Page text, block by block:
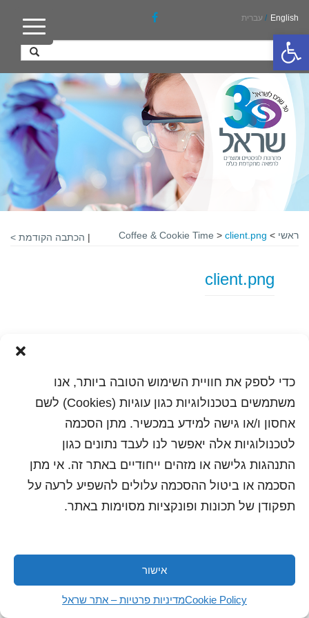
פתח סרגל נגישות
כדי לספק את חוויית השימוש הטובה ביותר, אנו
משתמשים בטכנולוגיות כגון עוגיות (Cookies) לשם
אחסון ו/או גישה למידע במכשיר. מתן הסכמה
לטכנולוגיות אלה יאפשר לנו לעבד נתונים כגון
התנהגות גלישה או מזהים ייחודיים באתר זה. אי מתן
הסכמה או ביטול ההסכמה עלולים להשפיע לרעה על
תפקודן של תכונות ופונקציות מסוימות באתר.
אישור
Cookie Policyמדיניות פרטיות – אתר שראל
English
/ עברית
ראשי >
Coffee & Cookie Time > client.png
| הכתבה הקודמת >
client.png
שלח לחבר הדפסה
"היוצרים"